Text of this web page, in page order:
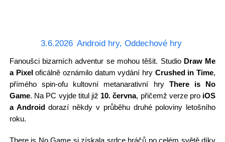
3.6.2026 Android hry, Oddechové hry
Fanoušci bizarních adventur se mohou těšit. Studio Draw Me
a Pixeloficálně oznámilo datum vydání hry Crushed in Time,
přímého spin-ofu kultovní metanarativní hry There is No
Game. Na PC vyjde titul již 10. června, přičemž verze pro iOS
a Androiddorazí někdy v průběhu druhé poloviny letošního
roku.
There is No Game si získala srdce hráčů po celém světě díky